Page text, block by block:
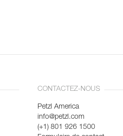
CONTACTEZ-NOUS
Petzl America
info@petzl.com
(+1) 801 926 1500